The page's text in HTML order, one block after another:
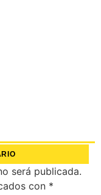
será publicada.
con *